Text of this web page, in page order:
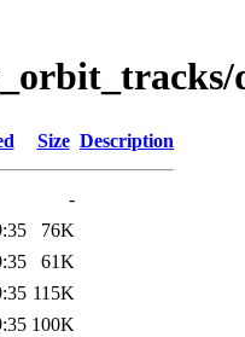
Size Description
-
76K
61K
115K
100K